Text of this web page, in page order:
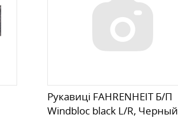
Рукавиці FAHRENHEIT Б/П
Windbloc black L/R, Черный